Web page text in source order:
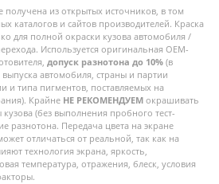
из открытых источников, в том
каталогов и сайтов производителей. Краска
для полной окраски кузова автомобиля /
Используется оригинальная OEM-
допуск разнотона до 10% (в
выпуска автомобиля, страны и партии
и типа пигментов, поставляемых на
Крайне НЕ РЕКОМЕНДУЕМ окрашивать
(без выполнения пробного тест-
разнотона. Передача цвета на экране
отличаться от реальной, так как на
технология экрана, яркость,
температура, отражения, блеск, условия